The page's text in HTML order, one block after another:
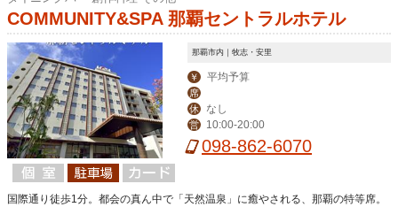
COMMUNITY&SPA 那覇セントラルホテル
那覇市内｜牧志・安里
￥ 平均予算
席
休
なし
営 10:00-20:00
098-862-6070
国際通り徒歩1分。都会の真ん中で「天然温泉」に癒やされる、那覇の特等席。